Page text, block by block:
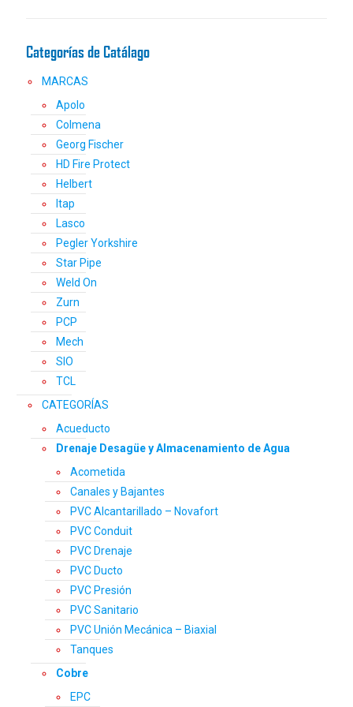
página
producto
Categorías de Catálago
MARCAS
Apolo
Colmena
Georg Fischer
HD Fire Protect
Helbert
Itap
Lasco
Pegler Yorkshire
Star Pipe
Weld On
Zurn
PCP
Mech
SIO
TCL
CATEGORÍAS
Acueducto
Drenaje Desagüe y Almacenamiento de Agua
Acometida
Canales y Bajantes
PVC Alcantarillado – Novafort
PVC Conduit
PVC Drenaje
PVC Ducto
PVC Presión
PVC Sanitario
PVC Unión Mecánica – Biaxial
Tanques
Cobre
EPC